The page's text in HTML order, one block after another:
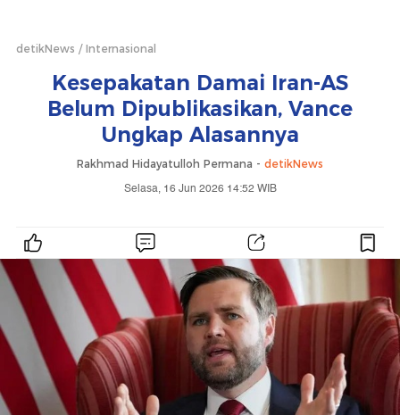
detikNews Internasional
Kesepakatan Damai Iran-AS
Belum Dipublikasikan, Vance
Ungkap Alasannya
Rakhmad Hidayatulloh Permana - detikNews
Selasa, 16 Jun 2026 14:52 WIB